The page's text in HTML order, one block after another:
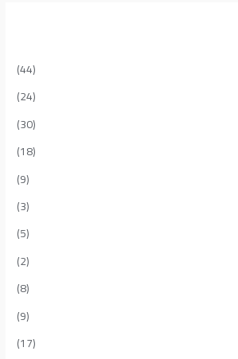
(44)
(24)
(30)
(18)
(9)
(3)
(5)
(2)
(8)
(9)
(17)